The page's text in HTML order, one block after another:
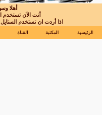
أهلا
أنت الآن تستخدم
اذا أردت ان تستخدم الستايل
الرئيسية المكتبة القناة